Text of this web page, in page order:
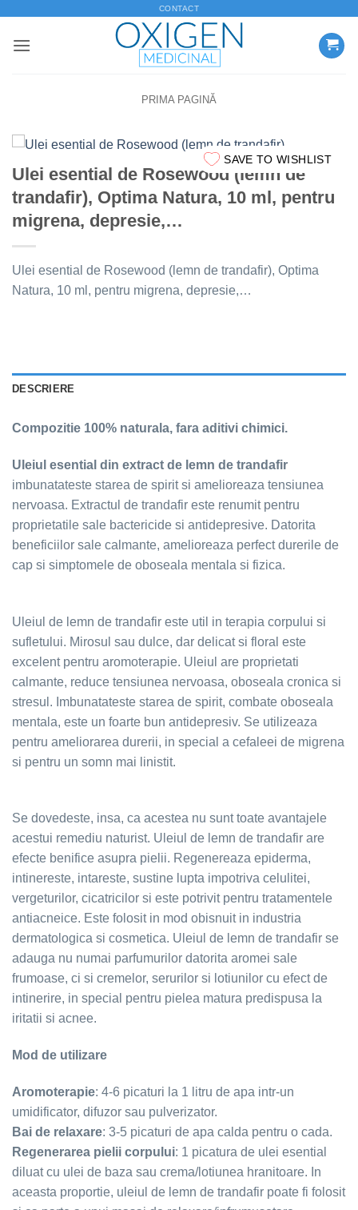
content
CONTACT
PRIMA PAGINĂ
SAVE TO WISHLIST
Ulei esential de Rosewood (lemn de
trandafir), Optima Natura, 10 ml, pentru
migrena, depresie,…
Ulei esential de Rosewood (lemn de trandafir), Optima
Natura, 10 ml, pentru migrena, depresie,…
DESCRIERE
Compozitie 100% naturala, fara aditivi chimici.
Uleiul esential din extract de lemn de trandafir
imbunatateste starea de spirit si amelioreaza tensiunea
nervoasa. Extractul de trandafir este renumit pentru
proprietatile sale bactericide si antidepresive. Datorita
beneficiilor sale calmante, amelioreaza perfect durerile de
cap si simptomele de oboseala mentala si fizica.
Uleiul de lemn de trandafir este util in terapia corpului si
sufletului. Mirosul sau dulce, dar delicat si floral este
excelent pentru aromoterapie. Uleiul are proprietati
calmante, reduce tensiunea nervoasa, oboseala cronica si
stresul. Imbunatateste starea de spirit, combate oboseala
mentala, este un foarte bun antidepresiv. Se utilizeaza
pentru ameliorarea durerii, in special a cefaleei de migrena
si pentru un somn mai linistit.
Se dovedeste, insa, ca acestea nu sunt toate avantajele
acestui remediu naturist. Uleiul de lemn de trandafir are
efecte benifice asupra pielii. Regenereaza epiderma,
intinereste, intareste, sustine lupta impotriva celulitei,
vergeturilor, cicatricilor si este potrivit pentru tratamentele
antiacneice. Este folosit in mod obisnuit in industria
dermatologica si cosmetica. Uleiul de lemn de trandafir se
adauga nu numai parfumurilor datorita aromei sale
frumoase, ci si cremelor, serurilor si lotiunilor cu efect de
intinerire, in special pentru pielea matura predispusa la
iritatii si acnee.
Mod de utilizare
Aromoterapie: 4-6 picaturi la 1 litru de apa intr-un
umidificator, difuzor sau pulverizator.
Bai de relaxare: 3-5 picaturi de apa calda pentru o cada.
Regenerarea pielii corpului: 1 picatura de ulei esential
diluat cu ulei de baza sau crema/lotiunea hranitoare. In
aceasta proportie, uleiul de lemn de trandafir poate fi folosit